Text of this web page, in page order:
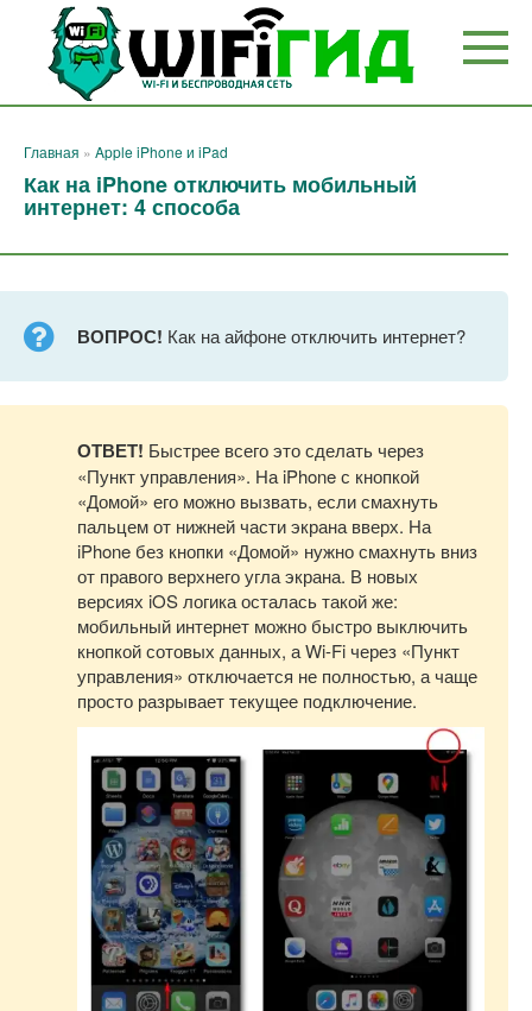
Перейти
контенту
Главная » Apple iPhone и iPad
Как на iPhone отключить мобильный
интернет: 4 способа
ВОПРОС! Как на айфоне отключить интернет?
ОТВЕТ! Быстрее всего это сделать через
«Пункт управления». На iPhone с кнопкой
«Домой» его можно вызвать, если смахнуть
пальцем от нижней части экрана вверх. На
iPhone без кнопки «Домой» нужно смахнуть вниз
от правого верхнего угла экрана. В новых
версиях iOS логика осталась такой же:
мобильный интернет можно быстро выключить
кнопкой сотовых данных, а Wi-Fi через «Пункт
управления» отключается не полностью, а чаще
просто разрывает текущее подключение.